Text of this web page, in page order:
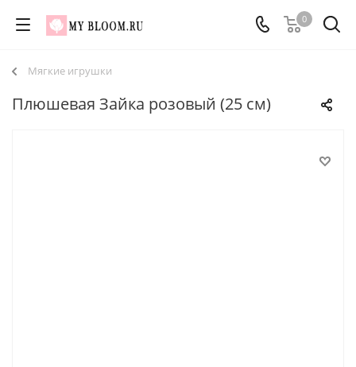
0
Мягкие игрушки
Плюшевая Зайка розовый (25 см)